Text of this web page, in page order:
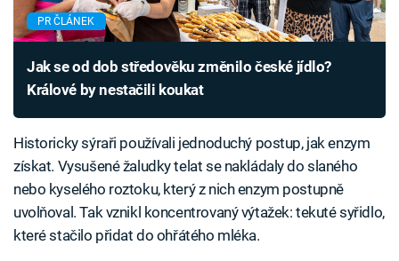
PR ČLÁNEK
Jak se od dob středověku změnilo české jídlo?
Králové by nestačili koukat
Historicky sýraři používali jednoduchý postup, jak enzym
získat. Vysušené žaludky telat se nakládaly do slaného
nebo kyselého roztoku, který z nich enzym postupně
uvolňoval. Tak vznikl koncentrovaný výtažek: tekuté syřidlo,
které stačilo přidat do ohřátého mléka.